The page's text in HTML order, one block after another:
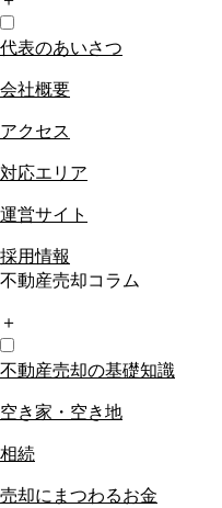
代表のあいさつ
会社概要
アクセス
対応エリア
運営サイト
採用情報
不動産売却コラム
＋
不動産売却の基礎知識
空き家・空き地
相続
売却にまつわるお金